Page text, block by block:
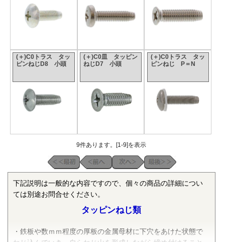
(＋)C0トラス タッ
ピンねじD8 小頭
(＋)C0皿 タッピン
ねじD7 小頭
(＋)C0トラス タッ
ピンねじ P＝N
9件あります。[1-9]を表示
下記説明は一般的な内容ですので、個々の商品の詳細につい
ては別途お問合せください。
タッピンねじ類
・鉄板や数ｍｍ程度の厚板の金属母材に下穴をあけた状態で